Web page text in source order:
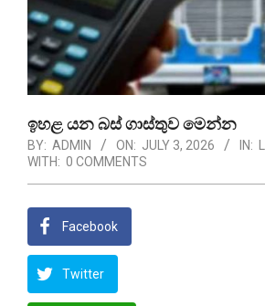
ඉහළ යන බස් ගාස්තුව මෙන්න
BY: ADMIN ON: JULY 3, 2026 IN:
WITH: 0 COMMENTS
Facebook
Twitter